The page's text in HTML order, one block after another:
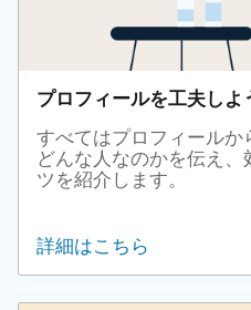
プロフィールを工夫しよ
すべてはプロフィール
どんな人なのかを伝え、
ツを紹介します。
詳細はこちら